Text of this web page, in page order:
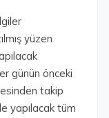
yüzen
günün önceki
takip
yapılacak tüm